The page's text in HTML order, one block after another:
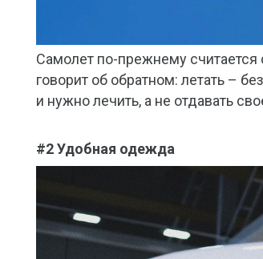
Самолет по-прежнему считается
говорит об обратном: летать –
и нужно лечить, а не отдавать
#2 Удобная одежда